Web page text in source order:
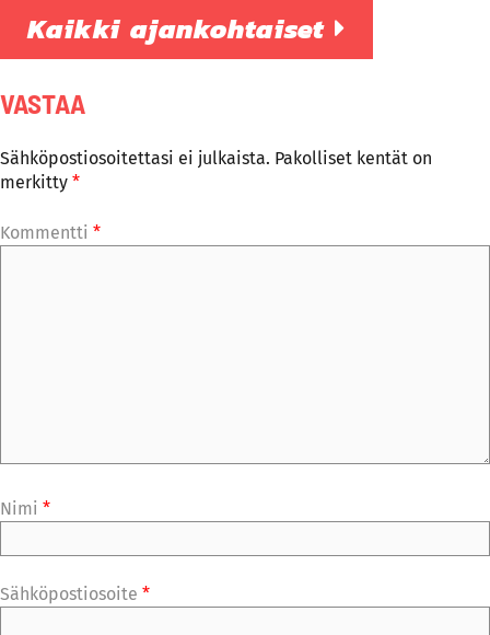
Kaikki ajankohtaiset
VASTAA
Sähköpostiosoitettasi ei julkaista. Pakolliset kentät on
merkitty *
Kommentti *
Nimi *
Sähköpostiosoite *